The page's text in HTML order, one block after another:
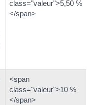
class="valeur">5,50 %
</span>
<span
class="valeur">10 %
</span>